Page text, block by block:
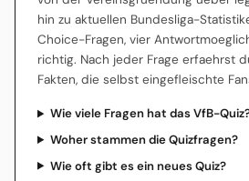
hin zu aktuellen Bundesliga-
Choice-Fragen, vier
richtig. Nach jeder Frage erfaehrst
Fakten, die selbst eingefleischte
Wie viele Fragen hat das VfB-
Woher stammen die Quizfragen?
Wie oft gibt es ein neues Quiz?